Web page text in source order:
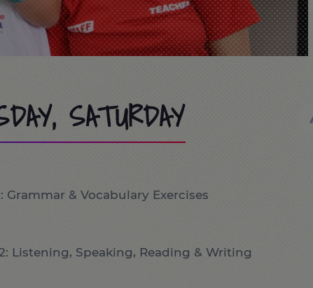
SATURDAY
Grammar & Vocabulary Exercises
Listening, Speaking, Reading & Writing